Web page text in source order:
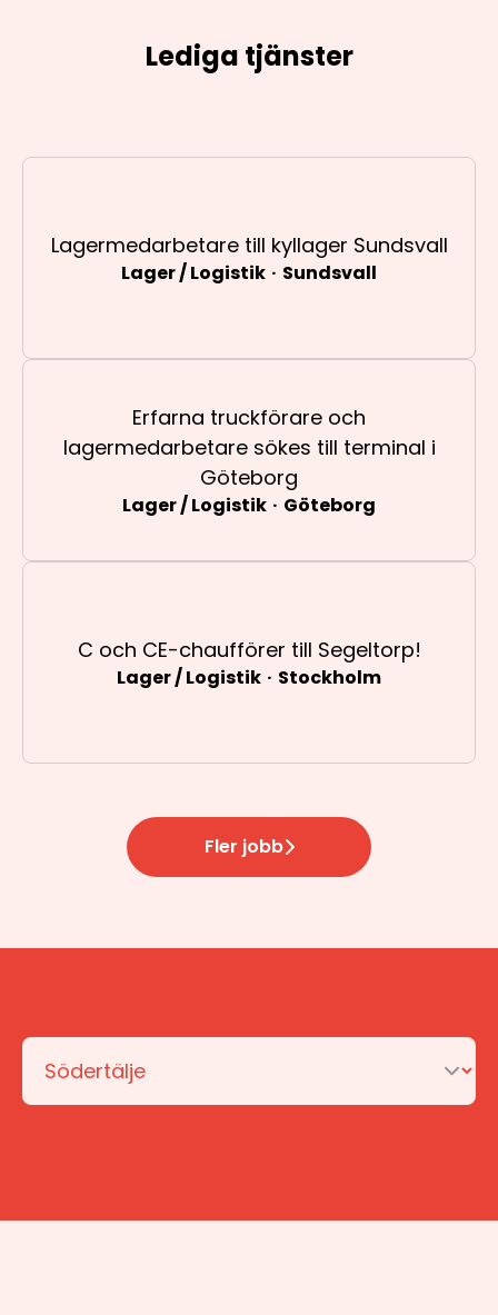
Lediga tjänster
Lagermedarbetare till kyllager Sundsvall
Lager / Logistik · Sundsvall
Erfarna truckförare och
lagermedarbetare sökes till terminal i
Göteborg
Lager / Logistik · Göteborg
C och CE-chaufförer till Segeltorp!
Lager / Logistik · Stockholm
Fler jobb